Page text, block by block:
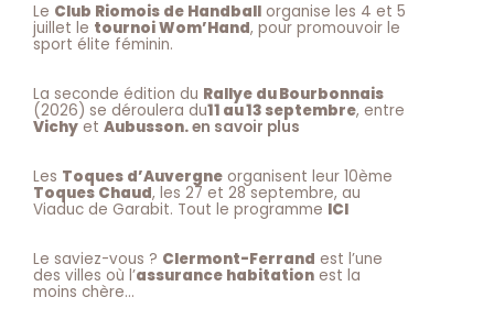
Le Club Riomois de Handball organise les 4 et 5
juillet le tournoi Wom’Hand, pour promouvoir le
sport élite féminin.
La seconde édition du Rallye du Bourbonnais
(2026) se déroulera du11 au 13 septembre, entre
Vichy et Aubusson.en savoir plus
Les Toques d’Auvergne organisent leur 10ème
Toques Chaud, les 27 et 28 septembre, au
Viaduc de Garabit. Tout le programme ICI
Le saviez-vous ? Clermont-Ferrand est l’une
des villes où l’assurance habitation est la
moins chère…